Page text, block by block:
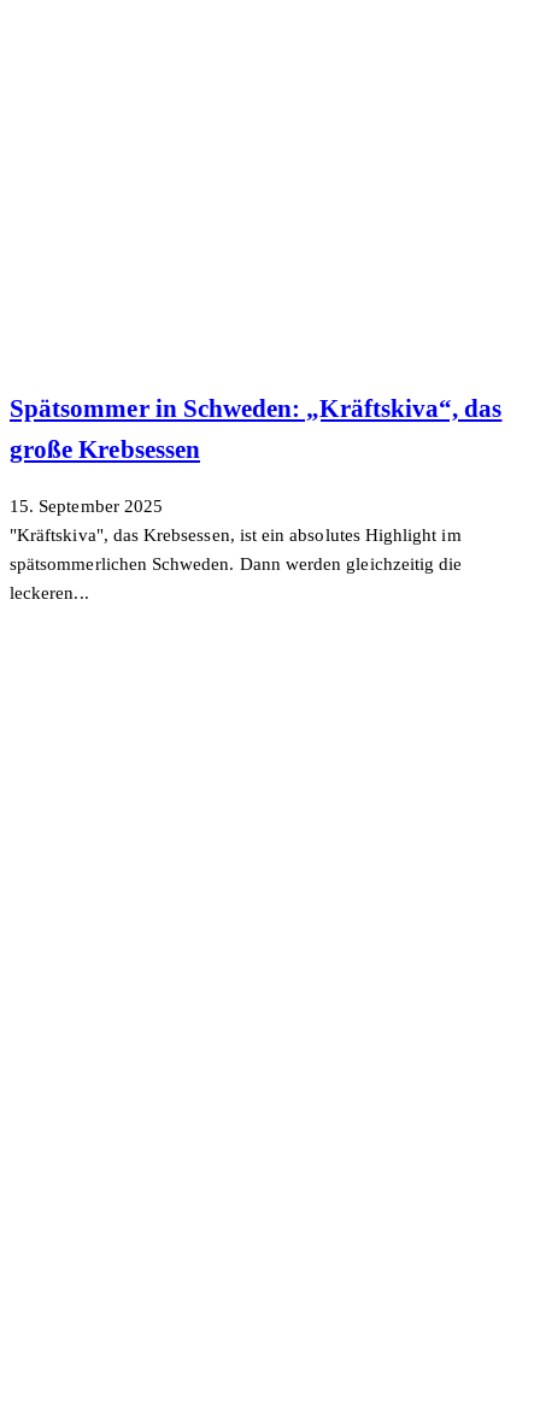
Spätsommer in Schweden: „Kräftskiva“, das
große Krebsessen
15. September 2025
"Kräftskiva", das Krebsessen, ist ein absolutes Highlight im
spätsommerlichen Schweden. Dann werden gleichzeitig die
leckeren...